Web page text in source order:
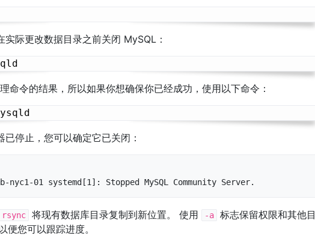
际更改数据目录之前关闭 MySQL：
命令的结果，所以如果你想确保你已经成功，使用以下命令：
停止，您可以确定它已关闭：
nyc1-01 systemd[1]: Stopped MySQL Community Server.
rsync 将现有数据库目录复制到新位置。 使用 -a
标志保留权限和其他目
便您可以跟踪进度。